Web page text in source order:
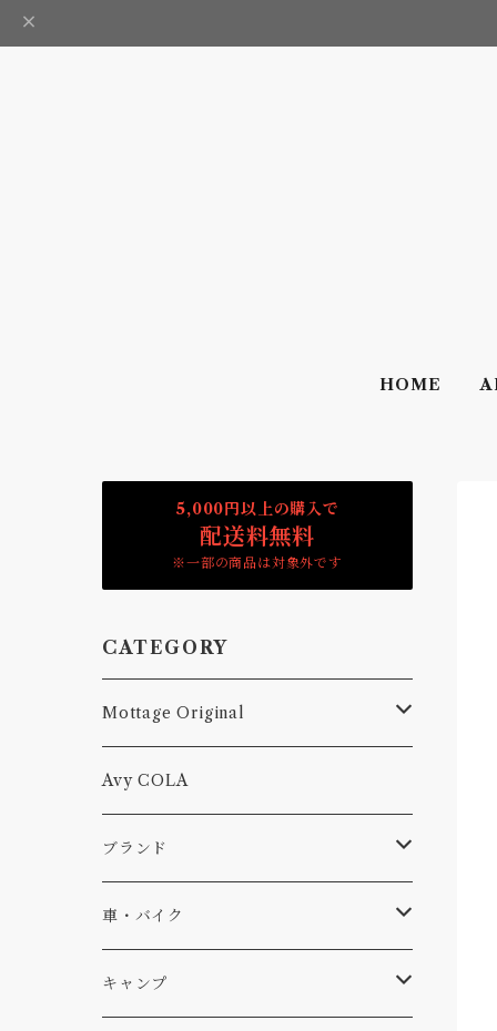
HOME
5,000円以上の購入で
配送料無料
※一部の商品は対象外です
CATEGORY
Mottage Original
Tシャツ
キャップ、ニット
ソックス
雑貨
Avy COLA
ブランド
Db
サーフ
A-Frame
車・バイク
車外
キャンプ